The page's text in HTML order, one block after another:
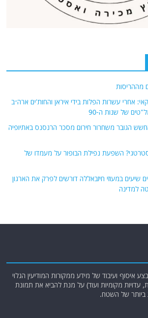
מההריסות
אחרי עשרות הפלות בידי איראן והחות'ים ארה״ב
של שנות ה-90
הגובר משחרור חירום מסכר הרנסנס באתיופיה
השפעת נפילת הבופור על מעמדו של
שיעים במעוזי חיזבאללה דורשים לפרק את הארגון
למדינה
איסוף ועיבוד של מידע ממקורות המודיעין הגלוי
עדויות מקומיות ועוד) על מנת להביא את תמונת
ביותר של השטח.